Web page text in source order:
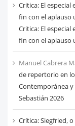
Critica: El especial
fin con el aplauso
Critica: El especial
fin con el aplauso
Manuel Cabrera
de repertorio en
Contemporánea y
Sebastián 2026
Crítica: Siegfried,